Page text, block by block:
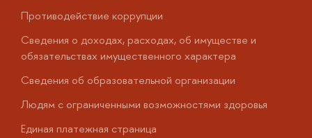
Противодействие коррупции
Сведения о доходах, расходах, об имуществе и
обязательствах имущественного характера
Сведения об образовательной организации
Людям с ограниченными возможностями здоровья
Единая платежная страница